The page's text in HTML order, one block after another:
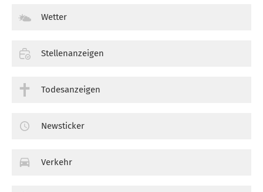
Wetter
Stellenanzeigen
Todesanzeigen
Newsticker
Verkehr